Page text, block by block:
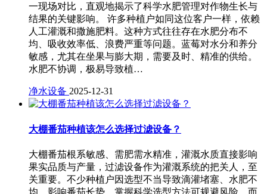
一现场对比，直观地揭示了科学水肥管理对作物生长与
结果的关键影响。 许多种植户如同这位客户一样，依赖
人工灌溉和撒施肥料。这种方式往往存在水肥分布不
均、吸收效率低、浪费严重等问题。蓝莓对水分和养分
敏感，尤其在坐果与膨大期，需要及时、精准的供给。
水肥不协调，极易导致植…
净水设备 2025-12-31
大棚番茄种植该怎么选择过滤设备？
大棚番茄根系敏感、需肥需水精准，灌溉水质直接影响
果实品质与产量，过滤设备作为灌溉系统的把关人，至
关重要。不少种植户因选型不当导致滴灌堵塞、水肥不
均，影响番茄长势。掌握科学选型方法可规避风险，而